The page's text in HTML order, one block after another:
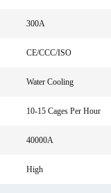
300A
CE/CCC/ISO
Water Cooling
10-15 Cages Per Hour
40000A
High